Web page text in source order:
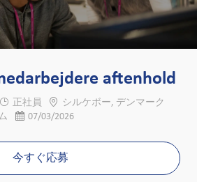
aftenhold
正社員 場所シルケボー, デンマーク
投稿日07/03/2026
今すぐ応募